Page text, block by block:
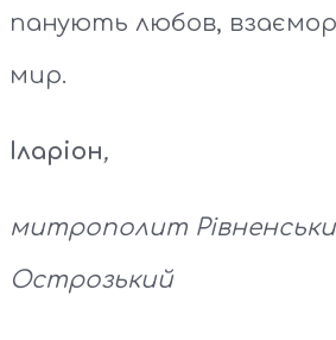
панують любов,
мир.
Іларіон,
митрополит
Острозький